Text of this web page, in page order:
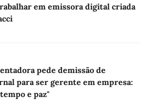
em emissora digital criada
pede demissão de
para ser gerente em empresa:
e paz"